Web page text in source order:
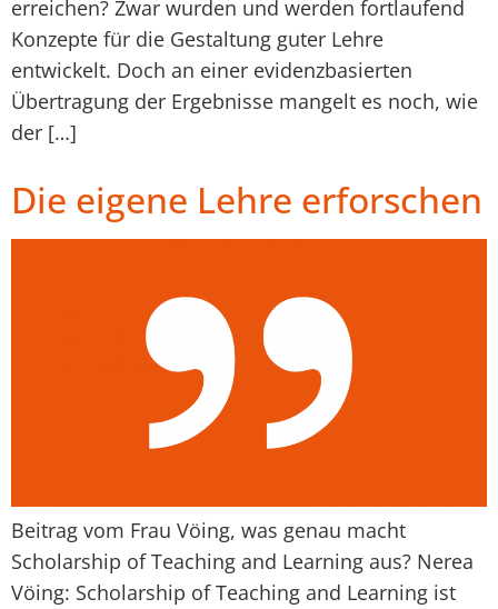
erreichen? Zwar wurden und werden fortlaufend
Konzepte für die Gestaltung guter Lehre
entwickelt. Doch an einer evidenzbasierten
Übertragung der Ergebnisse mangelt es noch, wie
der […]
Die eigene Lehre erforschen
Beitrag vom Frau Vöing, was genau macht
Scholarship of Teaching and Learning aus? Nerea
Vöing: Scholarship of Teaching and Learning ist